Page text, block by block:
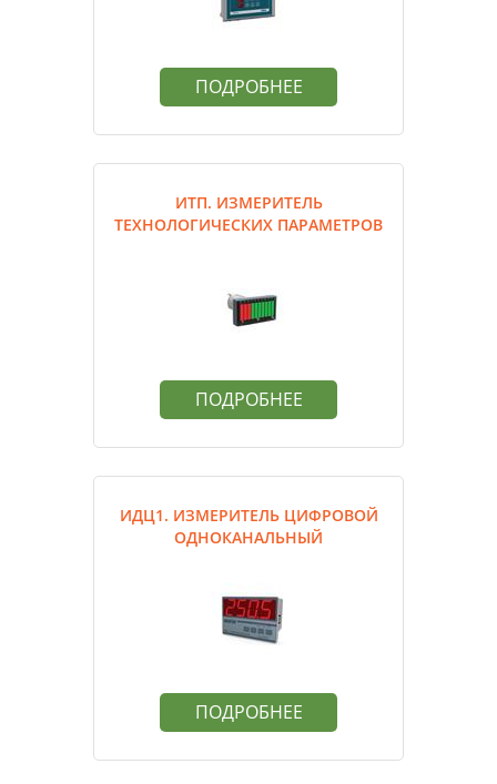
ПОДРОБНЕЕ
ИТП. ИЗМЕРИТЕЛЬ
ТЕХНОЛОГИЧЕСКИХ ПАРАМЕТРОВ
ПОДРОБНЕЕ
ИДЦ1. ИЗМЕРИТЕЛЬ ЦИФРОВОЙ
ОДНОКАНАЛЬНЫЙ
ПОДРОБНЕЕ